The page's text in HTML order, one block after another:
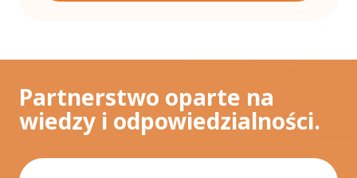
Partnerstwo oparte na
wiedzy i odpowiedzialności.